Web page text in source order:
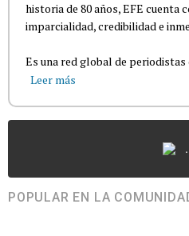
historia de 80 años, EFE cuenta
imparcialidad, credibilidad e
Es una red global de periodistas
Leer más
POPULAR EN LA